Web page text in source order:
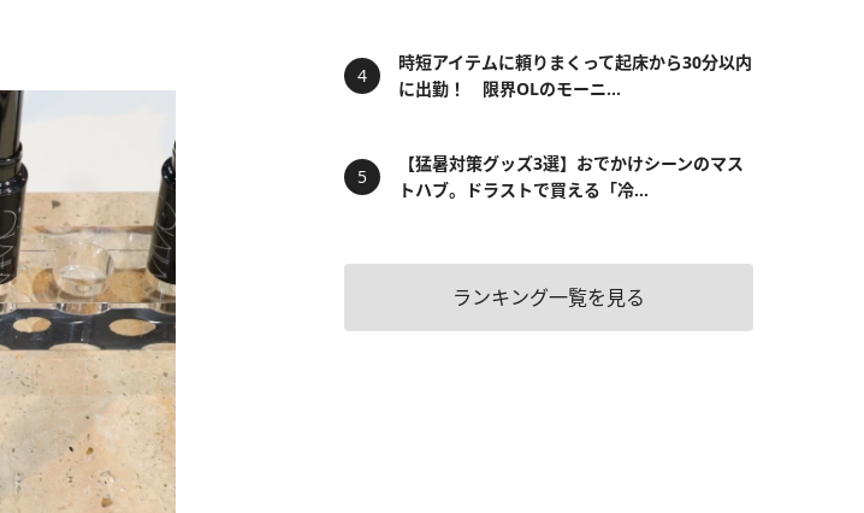
時短アイテムに頼りまくって起床から30分以内
に出勤！ 限界OLのモーニ...
【猛暑対策グッズ3選】おでかけシーンのマス
トハブ。ドラストで買える「冷...
ランキング一覧を見る